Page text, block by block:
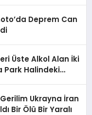
Deprem Can
Üste Alkol Alan İki
Park Halindeki
Ukrayna İran
Bir Ölü Bir Yaralı